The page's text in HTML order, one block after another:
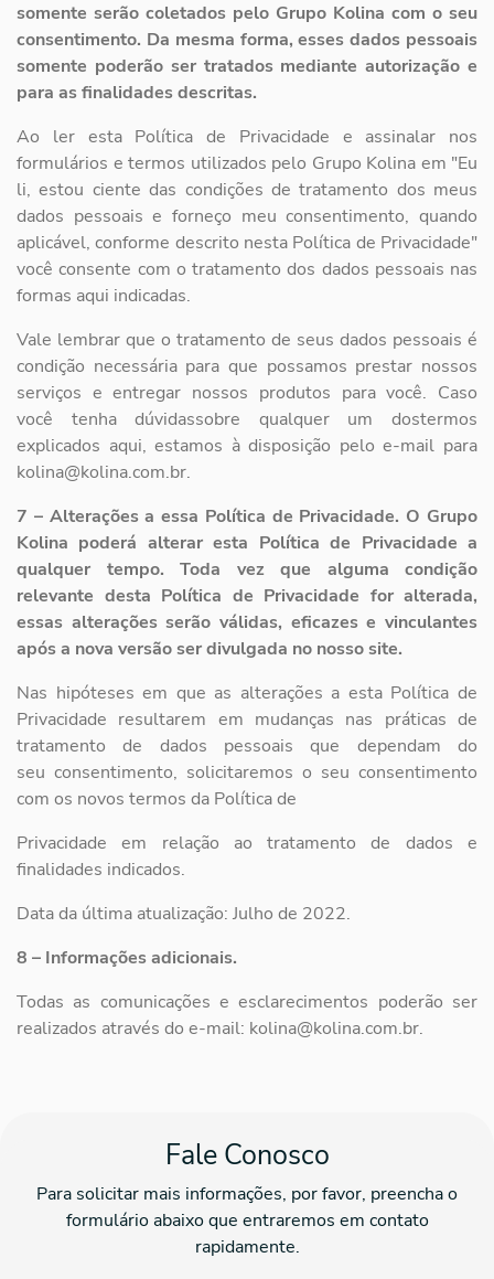
somente serão coletados pelo Grupo Kolina com o seu
consentimento. Da mesma forma, esses dados pessoais
somente poderão ser tratados medianteautorização e
para as finalidades descritas.
Ao ler esta Política de Privacidade e assinalar nos
formulários e termos utilizados pelo Grupo Kolina em "Eu
li, estou ciente das condições de tratamento dos meus
dados pessoais e forneço meu consentimento, quando
aplicável, conforme descrito nesta Política de Privacidade"
você consente com o tratamento dos dados pessoais nas
formas aqui indicadas.
Vale lembrar que o tratamento de seus dados pessoais é
condição necessária para que possamos prestar nossos
serviços e entregar nossos produtos para você. Caso
você tenha dúvidassobre qualquer um dostermos
explicados aqui, estamos à disposição peloe-mail para
kolina@kolina.com.br.
7 – Alterações a essa Política de Privacidade. O Grupo
Kolina poderá alterar esta Política de Privacidade a
qualquer tempo. Toda vez que alguma condição
relevante desta Política de Privacidade for alterada,
essas alterações serão válidas, eficazes e vinculantes
após a nova versão ser divulgada no nosso site.
Nas hipóteses em que as alterações a esta Política de
Privacidade resultarem em mudanças nas práticas de
tratamento de dados pessoais que dependam do
seu consentimento, solicitaremos o seu consentimento
com os novos termos da Política de
Privacidade em relação ao tratamento de dados e
finalidades indicados.
Data da última atualização: Julho de 2022.
8 – Informações adicionais.
Todas as comunicações e esclarecimentos poderão ser
realizados através do e-mail: kolina@kolina.com.br.
Fale Conosco
Para solicitar mais informações, por favor, preencha o
formulário abaixo que entraremos em contato
rapidamente.